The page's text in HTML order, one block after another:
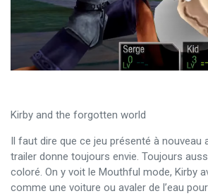
Kirby and the forgotten world
Il faut dire que ce jeu présenté à nouveau
trailer donne toujours envie. Toujours
coloré. On y voit le Mouthful mode, Kirby
comme une voiture ou avaler de l’eau